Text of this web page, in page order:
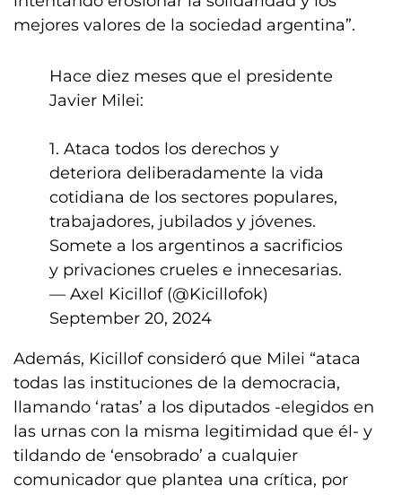
mejores valores de la sociedad argentina”.
Hace diez meses que el presidente
Javier Milei:
1. Ataca todos los derechos y
deteriora deliberadamente la vida
cotidiana de los sectores populares,
trabajadores, jubilados y jóvenes.
Somete a los argentinos a sacrificios
y privaciones crueles e innecesarias.
— Axel Kicillof (@Kicillofok)
September 20, 2024
Además, Kicillof consideró que Milei “ataca
todas las instituciones de la democracia,
llamando ‘ratas’ a los diputados -elegidos en
las urnas con la misma legitimidad que él- y
tildando de ‘ensobrado’ a cualquier
comunicador que plantea una crítica, por